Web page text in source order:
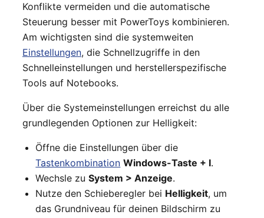
Konflikte vermeiden und die automatische
Steuerung besser mit PowerToys kombinieren.
Am wichtigsten sind die systemweiten
Einstellungen, die Schnellzugriffe in den
Schnelleinstellungen und herstellerspezifische
Tools auf Notebooks.
Über die Systemeinstellungen erreichst du alle
grundlegenden Optionen zur Helligkeit:
Öffne die Einstellungen über die
Tastenkombination Windows-Taste + I.
Wechsle zuSystem > Anzeige.
Nutze den Schieberegler bei Helligkeit, um
das Grundniveau für deinen Bildschirm zu